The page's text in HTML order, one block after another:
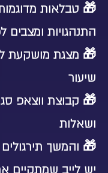
🎁 טבלאות
התנהגויות ומצבים
🎁 מצגת מושקעת
שיעור
🎁 קבוצת ווצאפ
ושאלות
🎁 והמשך
יש לייב שמתקיים